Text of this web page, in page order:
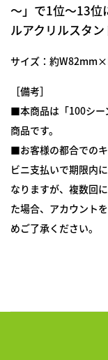
～」で1位～13位
ルアクリルスタ
サイズ： 約
［備考］
■本商品は「100シー
商品です。
■お客様の都合での
ビニ支払いで期限内
なりますが、複数回
た場合、アカウント
めご了承ください。